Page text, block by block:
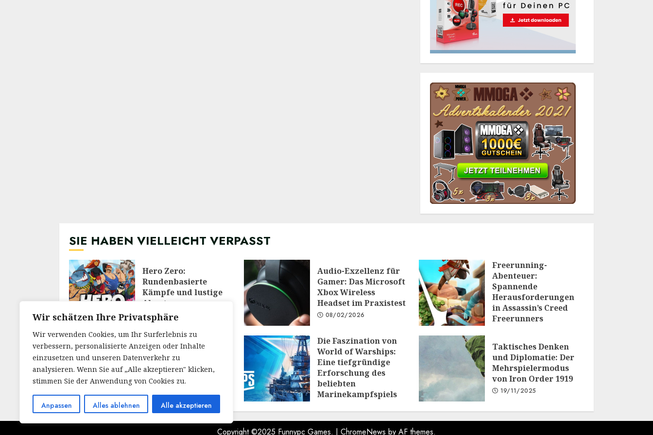
Wir schätzen Ihre Privatsphäre
Wir verwenden Cookies, um Ihr Surferlebnis zu
verbessern, personalisierte Anzeigen oder Inhalte
einzusetzen und unseren Datenverkehr zu
analysieren. Wenn Sie auf „Alle akzeptieren" klicken,
stimmen Sie der Anwendung von Cookies zu.
Anpassen Alles ablehnen Alle akzeptieren
SIE HABEN VIELLEICHT VERPASST
Hero Zero:
Rundenbasierte
Kämpfe und lustige
Abenteuer
28/02/2026
Audio-Exzellenz für
Gamer: Das Microsoft
Xbox Wireless
Headset im Praxistest
08/02/2026
Freerunning-
Abenteuer:
Spannende
Herausforderungen
in Assassin’s Creed
Freerunners
Meine Reise durch die
Welt von RuneScape:
Ein Blick auf das
legendäre MMORPG
Die Faszination von
World of Warships:
Eine tiefgründige
Erforschung des
beliebten
Marinekampfspiels
Taktisches Denken
und Diplomatie: Der
Mehrspielermodus
von Iron Order 1919
19/11/2025
Copyright ©2025 Funnypc Games. | ChromeNews by AF themes.